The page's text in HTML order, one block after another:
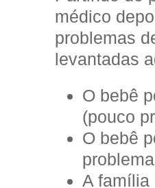
médico
problemas
levantadas
O bebê
(pouco
O bebê
problema
A família